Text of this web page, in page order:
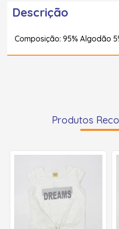
Descrição
Composição: 95% Algodão
Produtos